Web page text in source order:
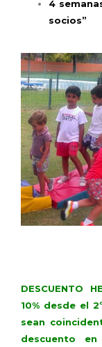
4
socios”
DESCUENTO
10% desde el
sean
descuento